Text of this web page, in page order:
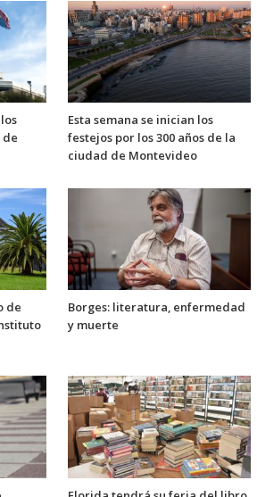
de
Esta semana se inician los
festejos por los 300 años de la
ciudad de Montevideo
de
Borges: literatura, enfermedad
y muerte